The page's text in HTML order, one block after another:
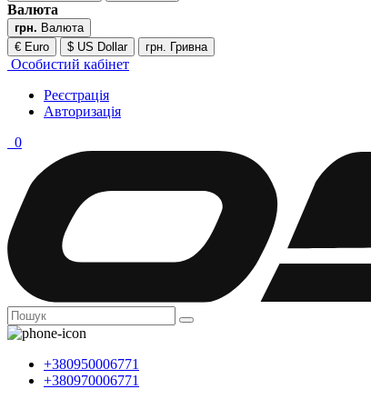
Валюта
грн. Валюта
€ Euro
$ US Dollar грн. Гривна
Особистий кабінет
Реєстрація
Авторизація
0
+380950006771
+380970006771